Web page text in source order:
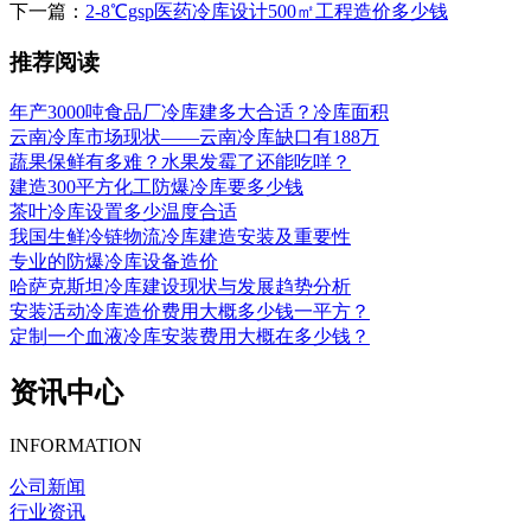
下一篇： 2-8℃gsp医药冷库设计500㎡工程造价多少钱
推荐阅读
年产3000吨食品厂冷库建多大合适？冷库面积
云南冷库市场现状——云南冷库缺口有188万
蔬果保鲜有多难？水果发霉了还能吃咩？
建造300平方化工防爆冷库要多少钱
茶叶冷库设置多少温度合适
我国生鲜冷链物流冷库建造安装及重要性
专业的防爆冷库设备造价
哈萨克斯坦冷库建设现状与发展趋势分析
安装活动冷库造价费用大概多少钱一平方？
定制一个血液冷库安装费用大概在多少钱？
资讯中心
INFORMATION
公司新闻
行业资讯